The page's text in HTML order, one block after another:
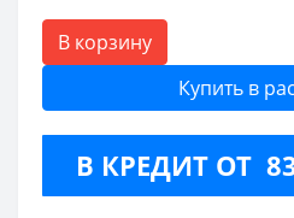
В корзину
Купить в
В КРЕДИТ ОТ